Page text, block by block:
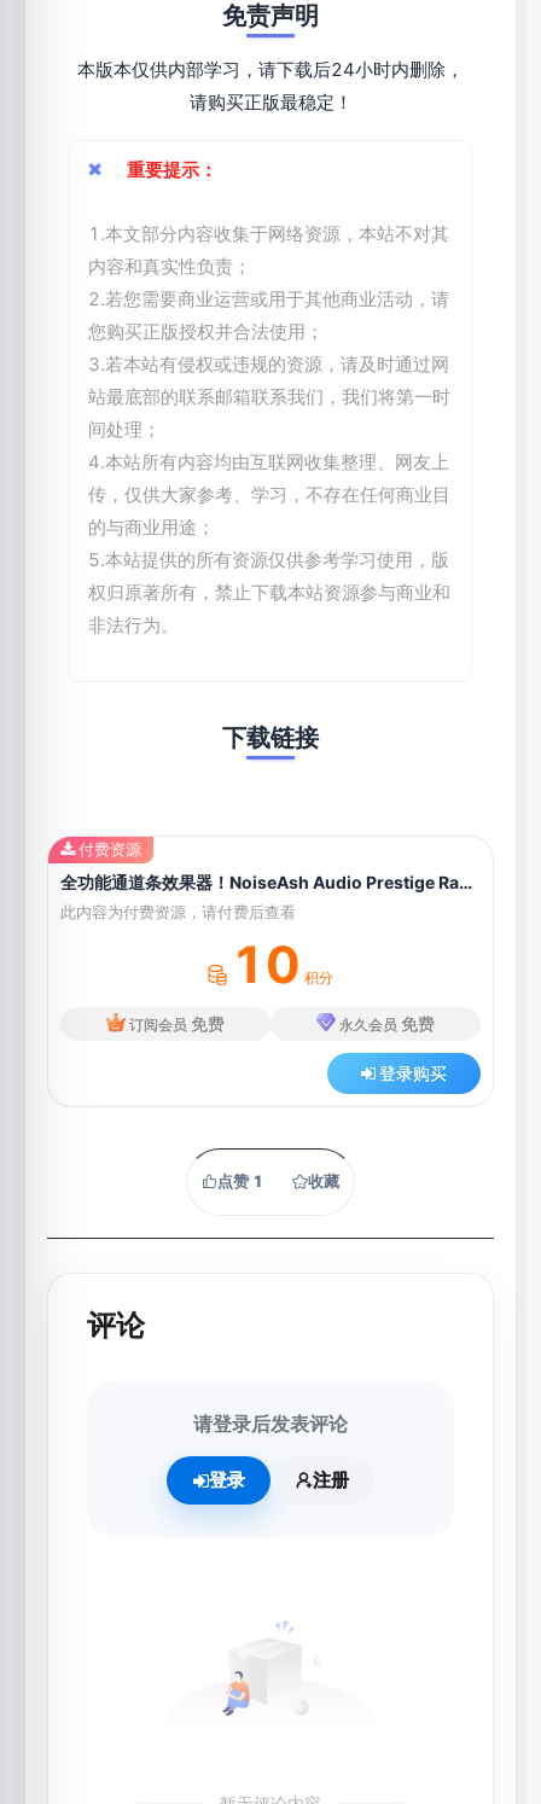
免责声明
本版本仅供内部学习，请下载后24小时内删除，
请购买正版最稳定！
重要提示：
1.本文部分内容收集于网络资源，本站不对其
内容和真实性负责；
2.若您需要商业运营或用于其他商业活动，请
您购买正版授权并合法使用；
3.若本站有侵权或违规的资源，请及时通过网
站最底部的联系邮箱联系我们，我们将第一时
间处理；
4.本站所有内容均由互联网收集整理、网友上
传，仅供大家参考、学习，不存在任何商业目
的与商业用途；
5.本站提供的所有资源仅供参考学习使用，版
权归原著所有，禁止下载本站资源参与商业和
非法行为。
下载链接
全功能通道条效果器！NoiseAsh Audio Prestige Racks v1.0.0 WIN&MAC
此内容为付费资源，请付费后查看
10 积分
订阅会员 免费 永久会员 免费
登录购买
付费资源
点赞 1 收藏
评论
请登录后发表评论
登录 注册